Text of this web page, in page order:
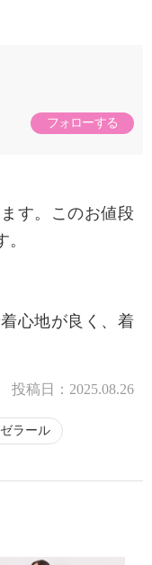
フォローする
す。このお値段
心地が良く、着
投稿日： 2025.08.26
ラール